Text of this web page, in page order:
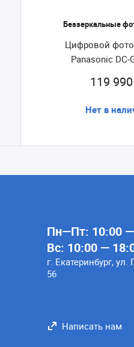
Беззеркальные
Цифровой
Panasonic DC-
119
Нет в
Пн—Пт: 10:00
Вс: 10:00 —
г. Екатеринбург,
56
Написать нам